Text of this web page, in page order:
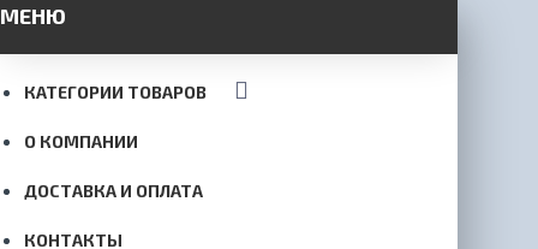
МЕНЮ
КАТЕГОРИИ ТОВАРОВ
О КОМПАНИИ
ДОСТАВКА И ОПЛАТА
КОНТАКТЫ